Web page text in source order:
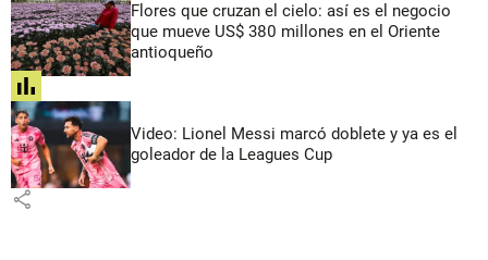
Flores que cruzan el cielo: así es el negocio
que mueve US$ 380 millones en el Oriente
antioqueño
share
Video: Lionel Messi marcó doblete y ya es el
goleador de la Leagues Cup
share